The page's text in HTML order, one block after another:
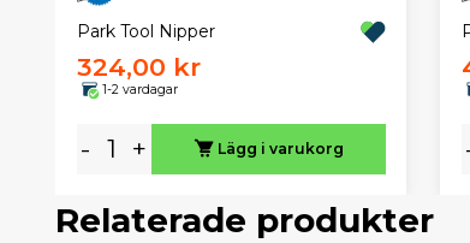
Park Tool Nipper
324,00 kr
1-2 vardagar
- + Lägg i varukorg
Relaterade produkter